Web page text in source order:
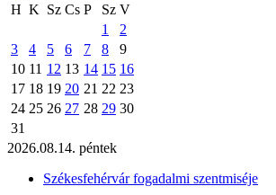
H K Sz Cs P Sz V
1
2
3
4 5 6 7 8
9
10 11 12 13 14 15 16
17 18 19 20 21 22 23
24 25 26 27 28 29 30
31
2026.08.14. péntek
Székesfehérvár fogadalmi szentmiséje